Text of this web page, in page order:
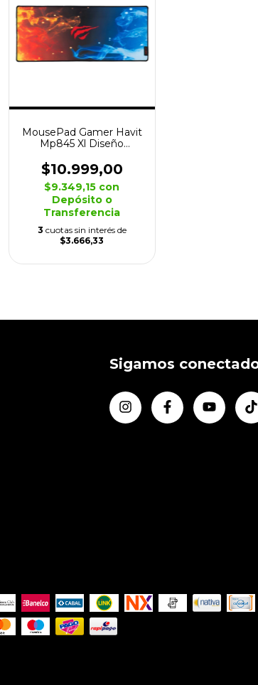
MousePad Gamer Havit
Mp845 Xl Diseño
$10.999,00
$9.349,15 con
Depósito o
Transferencia
3 cuotas sin interés de
$3.666,33
Sigamos